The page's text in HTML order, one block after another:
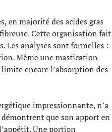
en majorité des acides gras
Cette organisation fait
Les analyses sont formelles :
Même une mastication
encore l’absorption des
impressionnante, n’a
démontrent que son apport en
Une portion